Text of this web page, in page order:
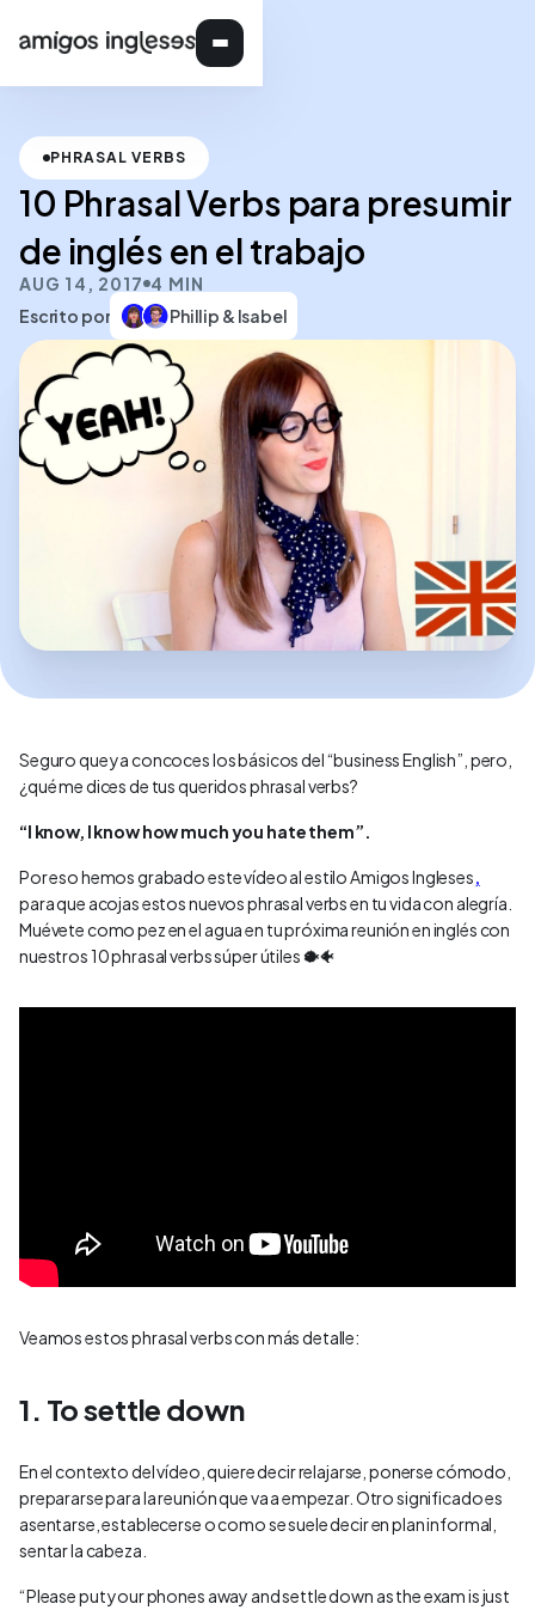
PHRASAL VERBS
10 Phrasal Verbs para presumir
de inglés en el trabajo
AUG 14, 2017 4 MIN
Escrito por
Phillip & Isabel
Seguro que ya concoces los básicos del “business English”, pero,
¿qué me dices de tus queridos phrasal verbs?
“I know, I know how much you hate them”.
Por eso hemos grabado este vídeo al estilo Amigos Ingleses
para que acojas estos nuevos phrasal verbs en tu vida con alegría.
Muévete como pez en el agua en tu próxima reunión en inglés con
nuestros 10 phrasal verbs súper útiles 🐡🐠
Veamos estos phrasal verbs con más detalle:
1. To settle down
En el contexto del vídeo, quiere decir relajarse, ponerse cómodo,
prepararse para la reunión que va a empezar. Otro significado es
asentarse, establecerse o como se suele decir en plan informal,
sentar la cabeza.
“Please put your phones away and settle down as the exam is just